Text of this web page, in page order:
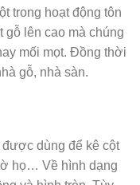
trong hoạt động tôn
gỗ lên cao mà chúng
mối mọt. Đồng thời
gỗ, nhà sàn.
dùng để kê cột
họ… Về hình dạng